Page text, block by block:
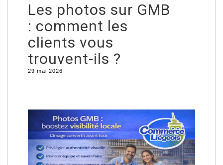
Les photos sur GMB
: comment les
clients vous
trouvent-ils ?
29 mai 2026